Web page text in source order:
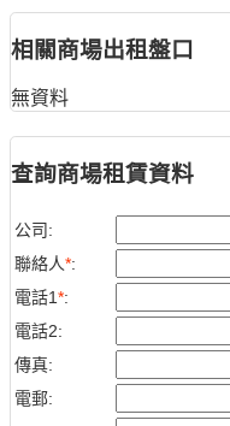
相關商場出租盤口
無資料
查詢商場租賃資料
公司:
聯絡人*:
電話1*:
電話2:
傳真:
電郵: